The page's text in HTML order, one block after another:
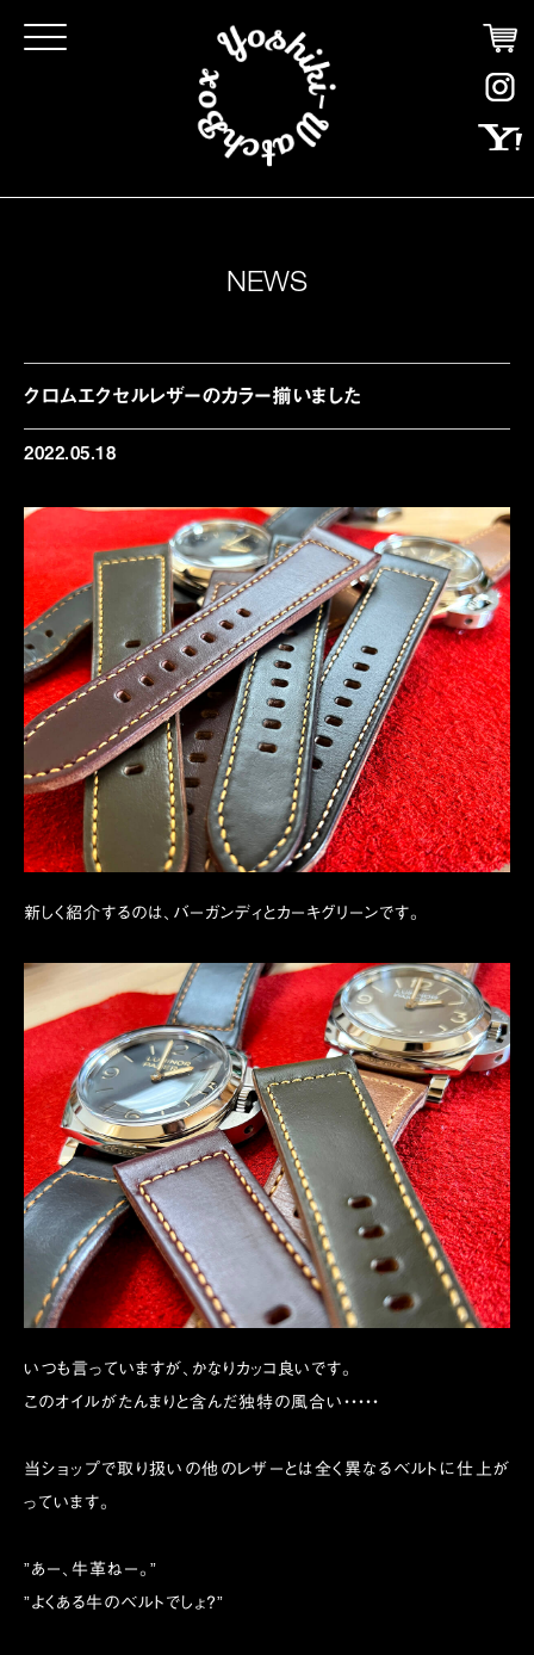
Click
NEWS
クロムエクセルレザーのカラー揃いました
2022.05.18
新しく紹介するのは、バーガンディとカーキグリーンです。
いつも言っていますが、かなりカッコ良いです。
このオイルがたんまりと含んだ独特の風合い・・・・・
当ショップで取り扱いの他のレザーとは全く異なるベルトに仕上が
っています。
”あー、牛革ねー。”
”よくある牛のベルトでしょ？”